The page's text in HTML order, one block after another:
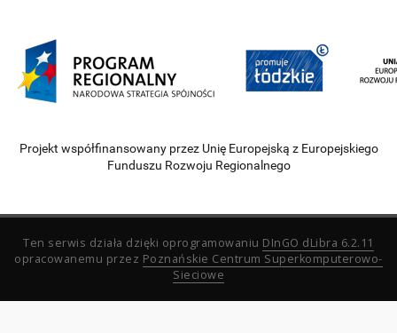
Projekt współfinansowany przez Unię Europejską z Europejskiego
Funduszu Rozwoju Regionalnego
Ten serwis działa dzięki oprogramowaniu DInGO dLibra 6.2.11
opracowanemu przez Poznańskie Centrum Superkomputerowo-
Sieciowe